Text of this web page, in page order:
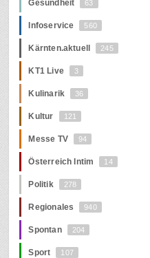
Gesundheit 63
Infoservice 560
Kärnten.aktuell 245
KT1 Live 3
Kulinarik 36
Kultur 121
Messe TV 94
Österreich Intim 14
Politik 278
Regionales 940
Spontan 204
Sport 107